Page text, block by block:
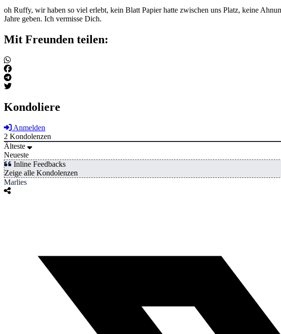
oh Ruffy, wir haben so viel erlebt, kein Blatt Papier hatte zwischen uns Platz, keine
Jahre geben. Ich vermisse Dich.
Mit Freunden teilen:
Kondoliere
Anmelden
2 Kondolenzen
Älteste
Neueste
Inline Feedbacks
Zeige alle Kondolenzen
Marlies